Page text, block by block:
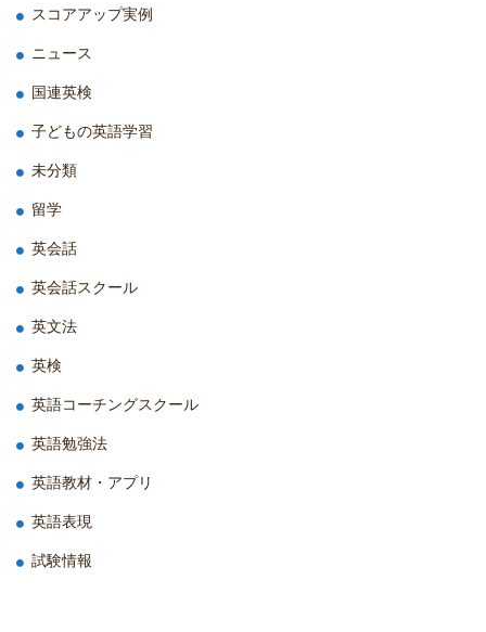
スコアアップ実例
ニュース
国連英検
子どもの英語学習
未分類
留学
英会話
英会話スクール
英文法
英検
英語コーチングスクール
英語勉強法
英語教材・アプリ
英語表現
試験情報